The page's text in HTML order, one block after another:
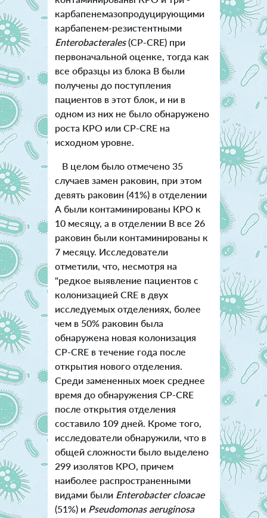
карбапенемазопродуцирующими
карбапенем-резистентными
Enterobacterales(CP-CRE) при
первоначальной оценке, тогда как
все образцы из блока В были
получены до поступления
пациентов в этот блок, и ни в
одном из них не было обнаружено
роста КРО или CP-CRE на
исходном уровне.
В целом было отмечено 35
случаев замен раковин, при этом
девять раковин (41%) в отделении
А были контаминированы КРО к
10 месяцу, а в отделении В все 26
раковин были контаминированы к
7 месяцу. Исследователи
отметили, что, несмотря на
"редкое выявление пациентов с
колонизацией CRE в двух
исследуемых отделениях, более
чем в 50% раковин была
обнаружена новая колонизация
CP-CRE в течение года после
открытия нового отделения.
Среди замененных моек среднее
время до обнаружения CP-CRE
после открытия отделения
составило 109 дней. Кроме того,
исследователи обнаружили, что в
общей сложности было выделено
299 изолятов КРО, причем
наиболее распространенными
видами были Enterobacter cloacae
(51%) и Pseudomonas aeruginosa